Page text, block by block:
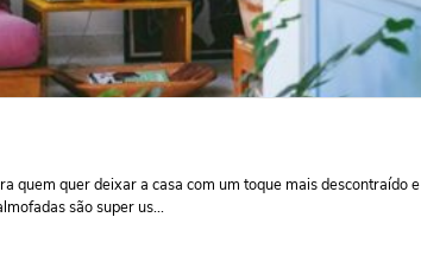
quem quer deixar a casa com um toque mais descontraído e
são super us...